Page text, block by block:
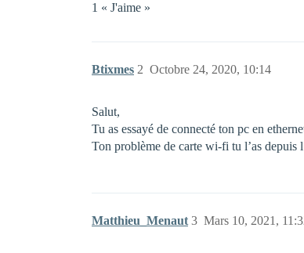
1 « J'aime »
Btixmes Octobre 24, 2020, 10:14
2
Salut,
Tu as essayé de connecté ton pc en
Ton problème de carte wi-fi tu l’as depuis
Matthieu_Menaut Mars 10, 2021,
3